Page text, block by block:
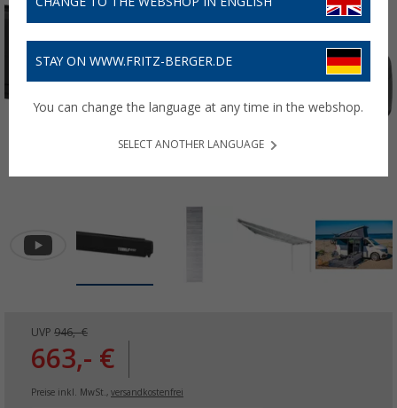
UVP 946,- €
663,- €
Preise inkl. MwSt., versandkostenfrei
STAY ON WWW.FRITZ-BERGER.DE
You can change the language at any time in the webshop.
SELECT ANOTHER LANGUAGE